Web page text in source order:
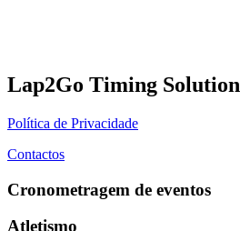
Lap2Go Timing Solution
Política de Privacidade
Contactos
Cronometragem de eventos
Atletismo